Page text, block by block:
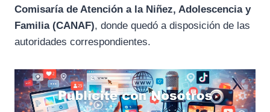
Comisaría de Atención a la Niñez, Adolescencia y
Familia (CANAF), donde quedó a disposición de las
autoridades correspondientes.